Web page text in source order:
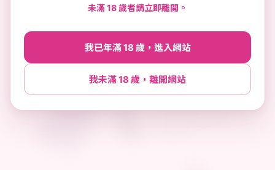
未滿 18 歲者請立即離開。
我已年滿 18 歲，進入網站
我未滿 18 歲，離開網站